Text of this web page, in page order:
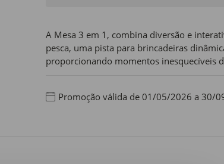
A Mesa 3 em 1, combina diversão e
pesca, uma pista para brincadeiras
proporcionando momentos inesquecíveis
Promoção válida de 01/05/2026 a 30/